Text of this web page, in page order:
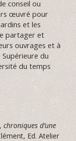
conseil ou
œuvré pour
et les
partager et
ouvrages et à
Supérieure du
du temps
chroniques d’une
Ed. Atelier